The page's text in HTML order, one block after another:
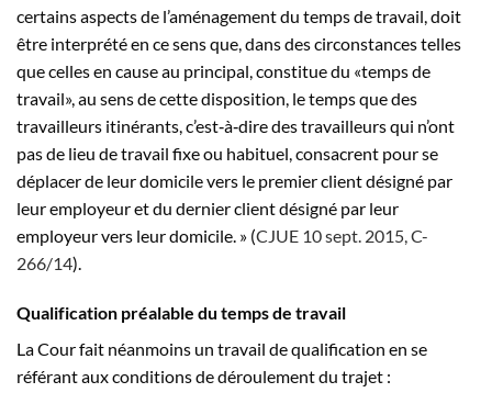
certains aspects de l’aménagement du temps de travail, doit
être interprété en ce sens que, dans des circonstances telles
que celles en cause au principal, constitue du «temps de
travail», au sens de cette disposition, le temps que des
travailleurs itinérants, c’est‑à‑dire des travailleurs qui n’ont
pas de lieu de travail fixe ou habituel, consacrent pour se
déplacer de leur domicile vers le premier client désigné par
leur employeur et du dernier client désigné par leur
employeur vers leur domicile. » (CJUE 10 sept. 2015, C-
266/14).
Qualification préalable du temps de travail
La Cour fait néanmoins un travail de qualification en se
référant aux conditions de déroulement du trajet :